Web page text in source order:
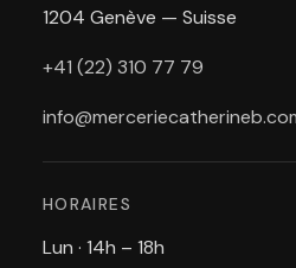
1204 Genève — Suisse
+41 (22) 310 77 79
HORAIRES
Lun · 14h – 18h